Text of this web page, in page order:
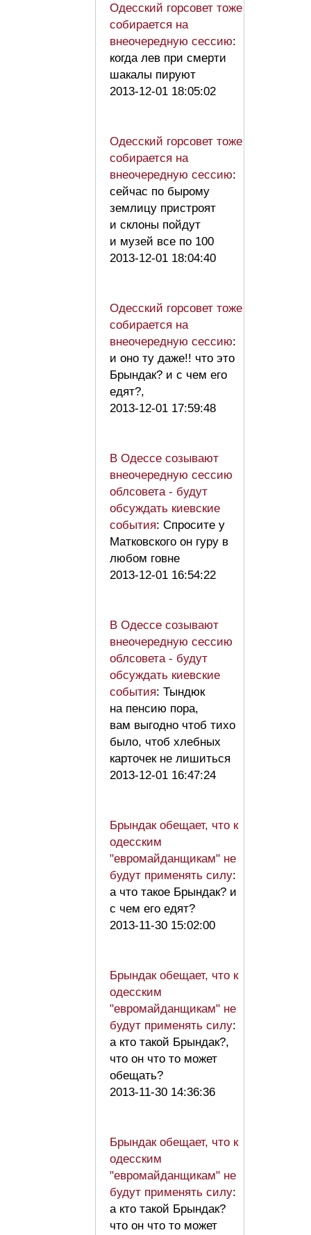
Одесский горсовет тоже
собирается на
внеочередную сессию:
когда лев при смерти
шакалы пируют
2013-12-01 18:05:02
Одесский горсовет тоже
собирается на
внеочередную сессию:
сейчас по бырому
землицу пристроят
и склоны пойдут
и музей все по 100
2013-12-01 18:04:40
Одесский горсовет тоже
собирается на
внеочередную сессию:
и оно ту даже!! что это
Брындак? и с чем его
едят?,
2013-12-01 17:59:48
В Одессе созывают
внеочередную сессию
облсовета - будут
обсуждать киевские
события: Спросите у
Матковского он гуру в
любом говне
2013-12-01 16:54:22
В Одессе созывают
внеочередную сессию
облсовета - будут
обсуждать киевские
события: Тындюк
на пенсию пора,
вам выгодно чтоб тихо
было, чтоб хлебных
карточек не лишиться
2013-12-01 16:47:24
Брындак обещает, что к
одесским
"евромайданщикам" не
будут применять силу:
а что такое Брындак? и
с чем его едят?
2013-11-30 15:02:00
Брындак обещает, что к
одесским
"евромайданщикам" не
будут применять силу:
а кто такой Брындак?,
что он что то может
обещать?
2013-11-30 14:36:36
Брындак обещает, что к
одесским
"евромайданщикам" не
будут применять силу:
а кто такой Брындак?
что он что то может